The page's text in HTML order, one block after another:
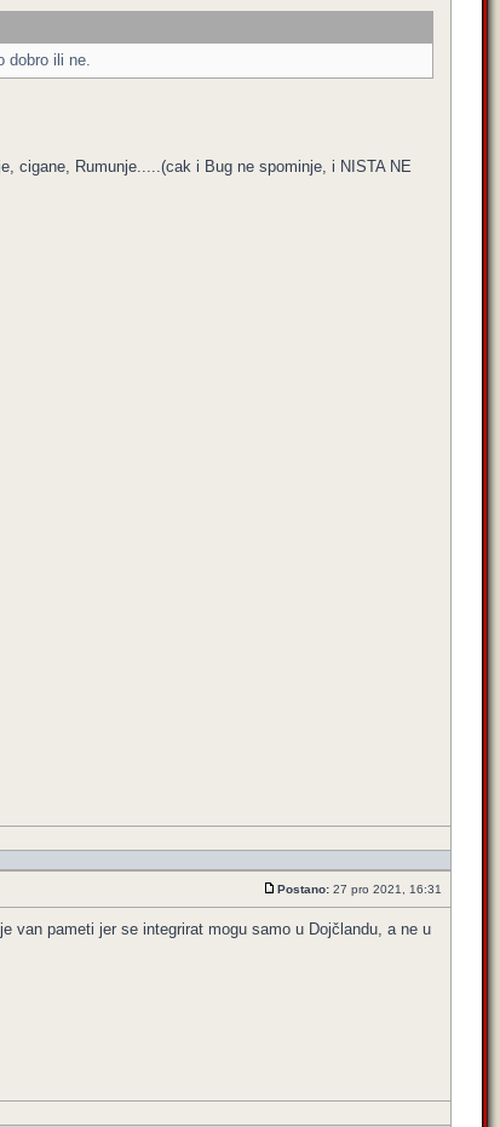
dobro ili ne.
cigane, Rumunje.....(cak i Bug ne spominje, i NISTA NE
Postano: 27 pro 2021, 16:31
van pameti jer se integrirat mogu samo u Dojčlandu, a ne u